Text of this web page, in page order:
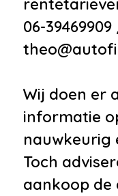
06-
Wij doen er
informatie
nauwkeurig
Toch
aankoop de